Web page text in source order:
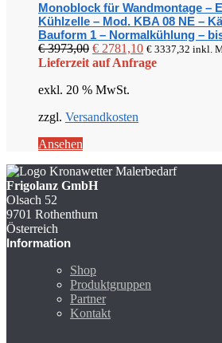
Monoblock für Wandmontage –
Kühlzelle – Mod. KBA 08 NE –
Bauform 1 – Normalkühlung –
€3973,00 Ursprünglicher
Preis
€ 3973,00
€ 2781,10Aktueller
Preis
€ 3337,32 inkl.
Lieferzeit auf Anfrage
exkl. 20 % MwSt.
zzgl. Versandkosten
Ansehen
Frigolanz GmbH
Olsach 52
9701 Rothenthurn
Österreich
Information
Shop
Produktgruppen
Partner
Kontakt